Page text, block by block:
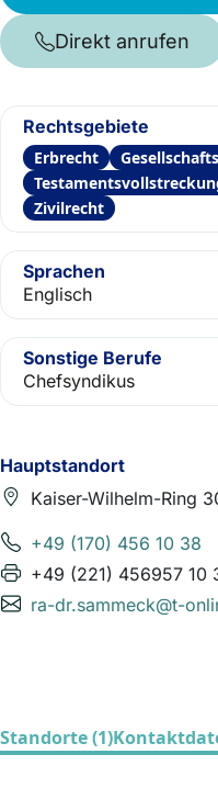
Hauptstandort
Kaiser-Wilhelm-Ring
+49 (170) 456 10 38
+49 (221) 456957 10
ra-dr.sammeck@t-
Direkt anrufen
Rechtsgebiete
Erbrecht
Zivilrecht
Sprachen
Englisch
Sonstige Berufe
Chefsyndikus
Standorte (1)